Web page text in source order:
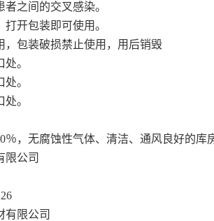
之间的交叉感染。
开包装即可使用。
，包装破损禁止使用，用后销毁
。
。
。
％，无腐蚀性气体、清洁、通风良好的库
限公司
有限公司